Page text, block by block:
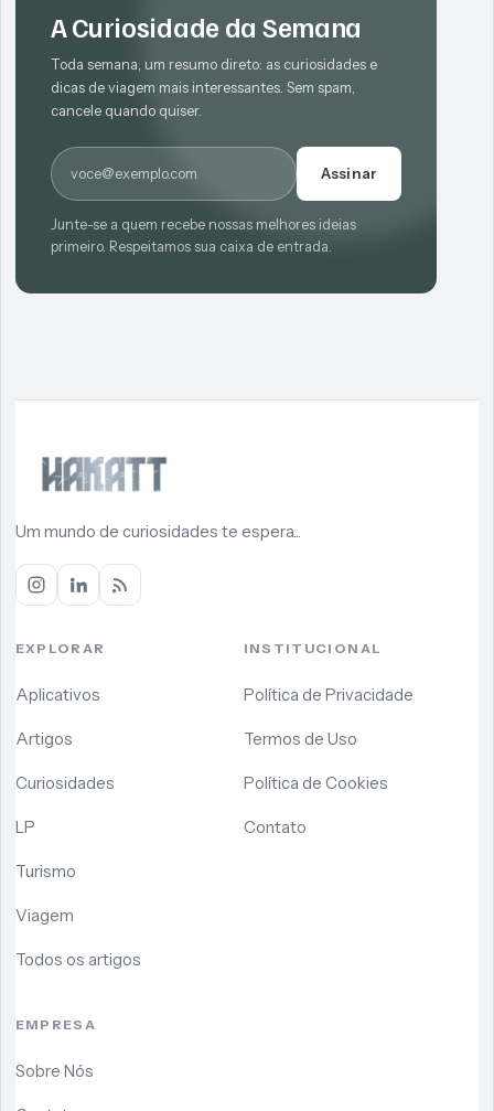
A Curiosidade da Semana
Toda semana, um resumo direto: as curiosidades e
dicas de viagem mais interessantes. Sem spam,
cancele quando quiser.
E-mail
Assinar
Junte-se a quem recebe nossas melhores ideias
primeiro. Respeitamos sua caixa de entrada.
Um mundo de curiosidades te espera...
EXPLORAR
Aplicativos
Artigos
Curiosidades
LP
Turismo
Viagem
Todos os artigos
INSTITUCIONAL
Política de Privacidade
Termos de Uso
Política de Cookies
Contato
EMPRESA
Sobre Nós